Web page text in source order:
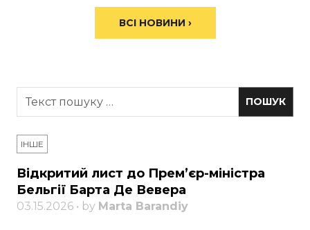
ВСІ НОВИНИ ›
ІНШЕ
Відкритий лист до Прем’єр-міністра
Бельгії Барта Де Вевера
03.15.2026 • by Marta Barandiy